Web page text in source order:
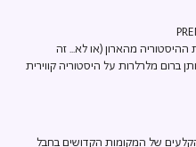
מהארון (או לא... זה
ברום מלרלרות על היסטוריה קווירית
של המקומות הקדושים בחבל